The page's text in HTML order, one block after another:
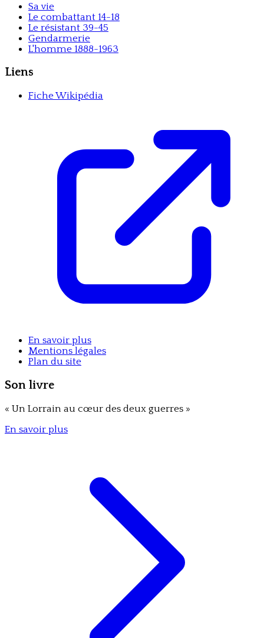
Sa vie
Le combattant 14-18
Le résistant 39-45
Gendarmerie
L'homme 1888-1963
Liens
Fiche Wikipédia
En savoir plus
Mentions légales
Plan du site
Son livre
« Un Lorrain au cœur des deux guerres »
En savoir plus